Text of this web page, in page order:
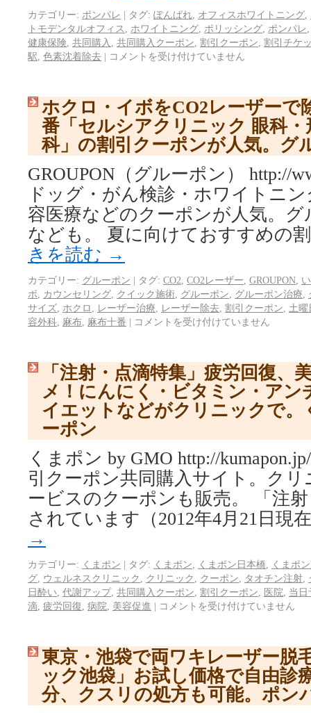
カテゴリー: ポンパレ | タグ: ぽんぱれ オフィスホワイトニング
トモデンタルオフィス
ホワイトニング ポリッシング ポンパレ
健康保険 共同購入 共同購入クーポン 割引クーポン 割引チケ
駅 色素沈着除去 | コメントを受け付けていません
ホクロ・イボをCO2レーザーで
番「セルシアクリニック 眼科・
科」の割引クーポンが人気。グ
GROUPON（グルーポン） http://
ドッグ・がん検診・ホワイトニ
容医療などのクーポンが人気。
なども。 夏に向けておすすめの
きを読む →
カテゴリー: グルーポン | タグ: CO2 CO2レーザー GROUPON
ボ
カウンセリング クイック施術 グルーポン グルーポン治療
サイズ ホクロ レーザー治療 レーザー除去 割引クーポン
土曜
容外科 麻布 麻布十番 | コメントを受け付けていません
「注射・点滴特集」疲労回復、
メ！にんにく・ビタミン・アン
イエットなどがクリニックで。
ーポン
くまポン by GMO http://
引クーポン共同購入サイト。ク
ービスのクーポンも販売。 「注
されています（2012年4月21日現
→
カテゴリー: くまポン | タグ: くまポン くまポン日本橋
くまポ
グ ウェルネスクリニック クリニック クーポン タオチン注射
日酔い 代謝アップ, 共同購入クーポン 割引クーポン 医院
当日
滴 疲労回復 病院 美容促進 | コメントを受け付けていません
東京・池袋で両ワキレーザー脱
ック池袋」お試し価格で自由診
分、クスリの処方も可能。ポン